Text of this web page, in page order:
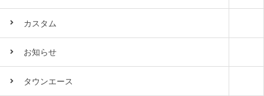
カスタム
お知らせ
タウンエース